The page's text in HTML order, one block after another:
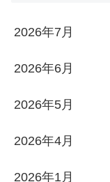
2026年7月
2026年6月
2026年5月
2026年4月
2026年1月